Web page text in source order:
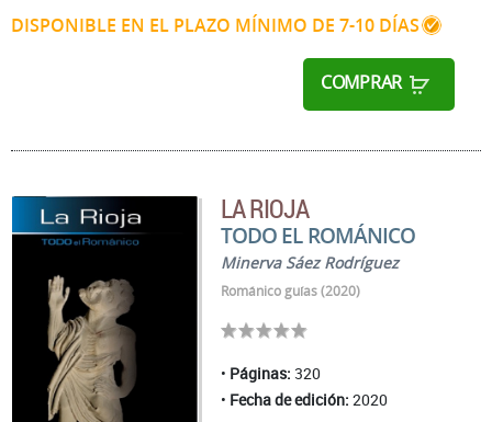
DISPONIBLE EN EL PLAZO MÍNIMO DE 7-10 DÍAS
COMPRAR
LA RIOJA
TODO EL ROMÁNICO
Minerva Sáez Rodríguez
Románico guías (2020)
Páginas: 320
Fecha de edición: 2020